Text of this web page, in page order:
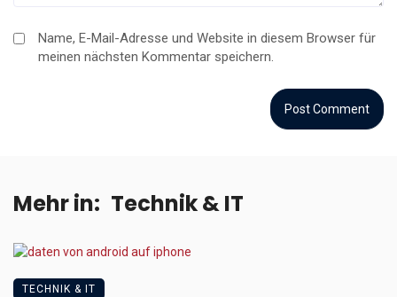
Name, E-Mail-Adresse und Website in diesem Browser für
meinen nächsten Kommentar speichern.
Mehr in: Technik & IT
TECHNIK & IT